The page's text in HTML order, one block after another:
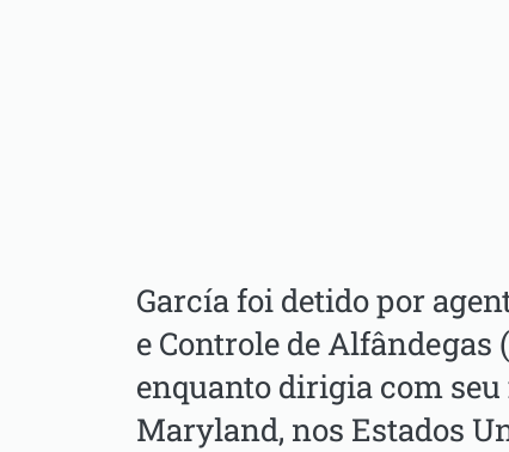
García foi detido por
e Controle de Alfândegas
enquanto dirigia com
Maryland, nos Estados